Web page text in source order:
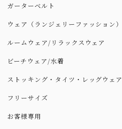
ガーターベルト
ウェア（ランジェリーファッション）
ルームウェア/リラックスウェア
ビーチウェア/水着
ストッキング・タイツ・レッグウェア
フリーサイズ
お客様専用